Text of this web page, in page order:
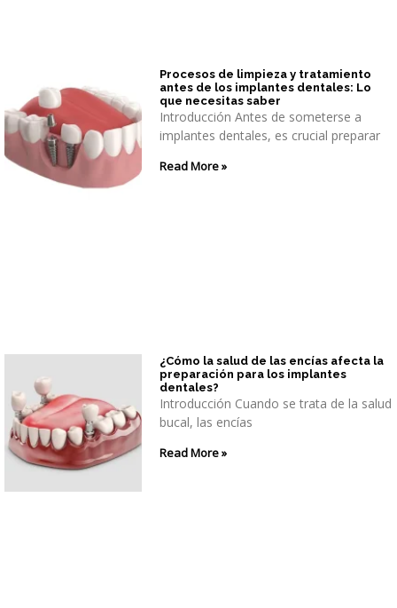
Procesos de limpieza y tratamiento
antes de los implantes dentales: Lo
que necesitas saber
Introducción Antes de someterse a
implantes dentales, es crucial preparar
Read More »
¿Cómo la salud de las encías afecta la
preparación para los implantes
dentales?
Introducción Cuando se trata de la salud
bucal, las encías
Read More »